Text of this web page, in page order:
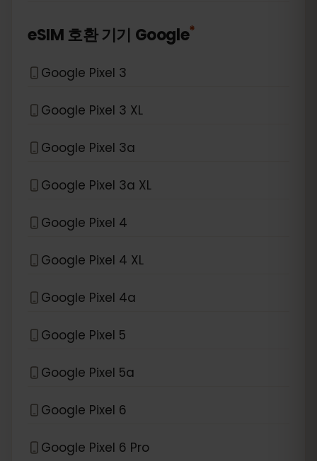
eSIM 호환 기기 Google*
Google Pixel 3
Google Pixel 3 XL
Google Pixel 3a
Google Pixel 3a XL
Google Pixel 4
Google Pixel 4 XL
Google Pixel 4a
Google Pixel 5
Google Pixel 5a
Google Pixel 6
Google Pixel 6 Pro